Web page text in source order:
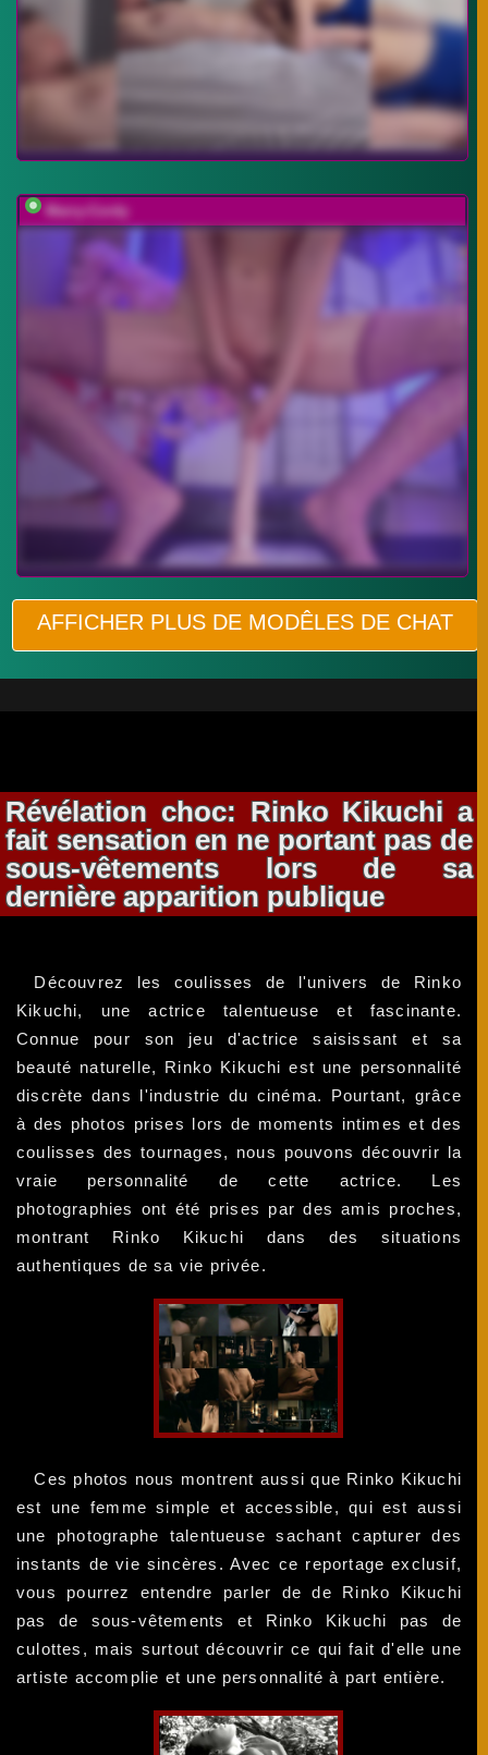
Marry-Cordy
AFFICHER PLUS DE MODÊLES DE CHAT
Révélation choc: Rinko Kikuchi a
fait sensation en ne portant pas de
sous-vêtements lors de sa
dernière apparition publique
Découvrez les coulisses de l'univers de Rinko
Kikuchi, une actrice talentueuse et fascinante.
Connue pour son jeu d'actrice saisissant et sa
beauté naturelle, Rinko Kikuchi est une personnalité
discrète dans l'industrie du cinéma. Pourtant, grâce
à des photos prises lors de moments intimes et des
coulisses des tournages, nous pouvons découvrir la
vraie personnalité de cette actrice. Les
photographies ont été prises par des amis proches,
montrant Rinko Kikuchi dans des situations
authentiques de sa vie privée.
Ces photos nous montrent aussi que Rinko Kikuchi
est une femme simple et accessible, qui est aussi
une photographe talentueuse sachant capturer des
instants de vie sincères. Avec ce reportage exclusif,
vous pourrez entendre parler de de Rinko Kikuchi
pas de sous-vêtements et Rinko Kikuchi pas de
culottes, mais surtout découvrir ce qui fait d'elle une
artiste accomplie et une personnalité à part entière.